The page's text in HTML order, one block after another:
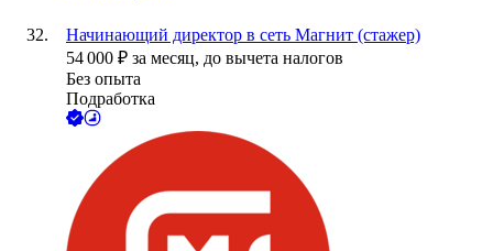
Начинающий директор в сеть Магнит (стажер)
54 000 ₽ за месяц, до вычета налогов
Без опыта
Подработка